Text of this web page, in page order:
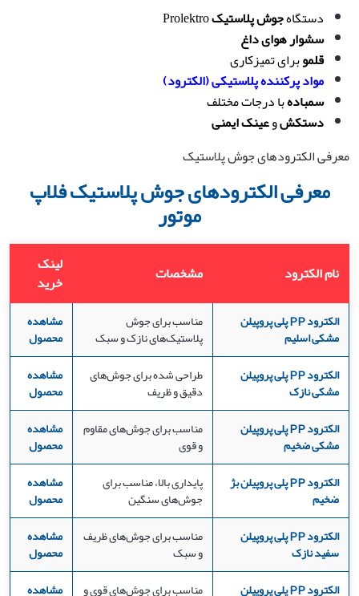
دستگاهجوش پلاستیک
سشوار هوای داغ
قلموبرای تمیزکاری
مواد پرکننده پلاستیکی (الکترود)
سمبادهبا درجات مختلف
دستکشوعینک ایمنی
معرفی الکترودهای جوش پلاستیک
معرفی الکترودهای جوش پلاستیک فلاپ
موتور
نام الکترود مشخصات لینک
خرید
الکترود PP پلی پروپیلن
مشکی اسلیم
مناسب برای جوش
پلاستیک‌های نازک و سبک
مشاهده
محصول
الکترود PP پلی پروپیلن
مشکی نازک
طراحی شده برای جوش‌های
دقیق و ظریف
مشاهده
محصول
الکترود PP پلی پروپیلن
مشکی ضخیم
مناسب برای جوش‌های مقاوم
و قوی
مشاهده
محصول
الکترود PP پلی پروپیلن بژ
ضخیم
پایداری بالا، مناسب برای
جوش‌های سنگین
مشاهده
محصول
الکترود PP پلی پروپیلن
سفید نازک
مناسب برای جوش‌های ظریف
و سبک
مشاهده
محصول
الکترود PP پلی پروپیلن
مناسب برای جوش‌های قوی و مشاهده